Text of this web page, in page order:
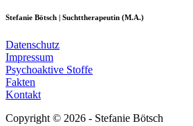
Stefanie Bötsch | Suchttherapeutin (M.A.)
Datenschutz
Impressum
Psychoaktive Stoffe
Fakten
Kontakt
Copyright © 2026 - Stefanie Bötsch